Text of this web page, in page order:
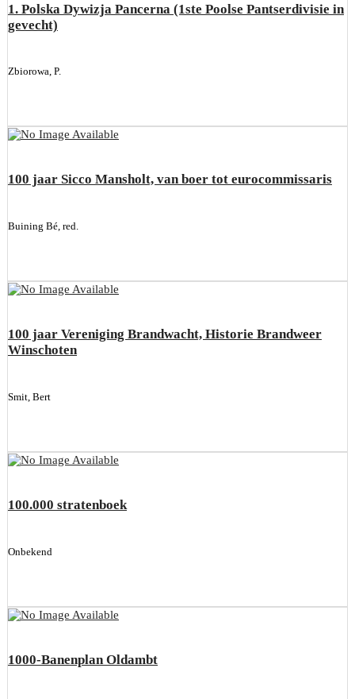
1. Polska Dywizja Pancerna (1ste Poolse Pantserdivisie in
gevecht)
Zbiorowa, P.
100 jaar Sicco Mansholt, van boer tot eurocommissaris
Buining Bé, red.
100 jaar Vereniging Brandwacht, Historie Brandweer
Winschoten
Smit, Bert
100.000 stratenboek
Onbekend
1000-Banenplan Oldambt